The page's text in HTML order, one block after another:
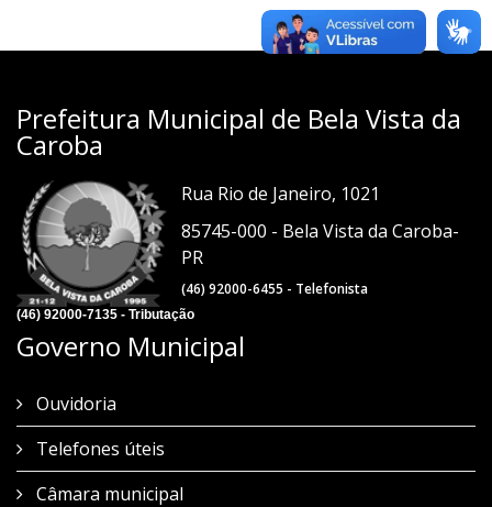
Prefeitura Municipal de Bela Vista da
Caroba
Rua Rio de Janeiro, 1021
85745-000 - Bela Vista da Caroba-
PR
(46) 92000-6455 - Telefonista
(46) 92000-7135 - Tributação
Governo Municipal
Ouvidoria
Telefones úteis
Câmara municipal